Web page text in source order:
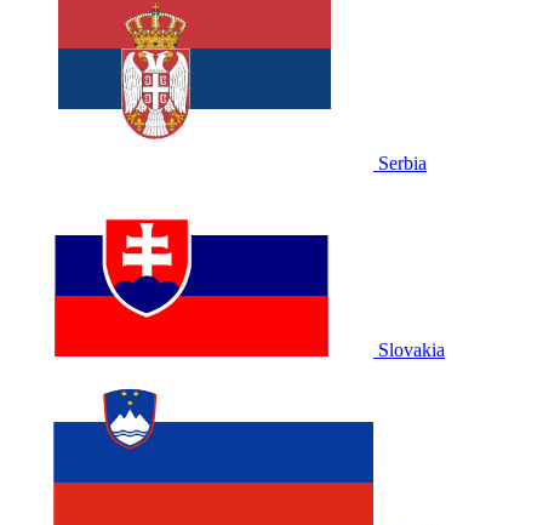
Serbia
Slovakia